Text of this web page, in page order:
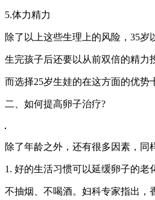
5.体力精力
除了以上这些生理上的风险，35
生完孩子后还要以从前双倍的精力
而选择25岁生娃的在这方面的优势
二、如何提高卵子治疗?
除了年龄之外，还有很多因素，同
1. 好的生活习惯可以延缓卵子的老
不抽烟、不喝酒。妇科专家指出，